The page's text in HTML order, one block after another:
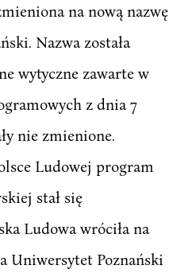
na nową nazwę
Nazwa została
wytyczne zawarte w
z dnia 7
nie zmienione.
Ludowej program
stał się
Ludowa wróciła na
Uniwersytet Poznański